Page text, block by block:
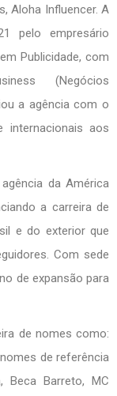
Aloha Influencer. A
pelo empresário
Publicidade, com
(Negócios
a agência com o
internacionais aos
da América
a carreira de
e do exterior que
Com sede
de expansão para
de nomes como:
de referência
Beca Barreto, MC